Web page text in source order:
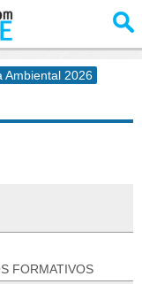
Ambiental 2026
FORMATIVOS